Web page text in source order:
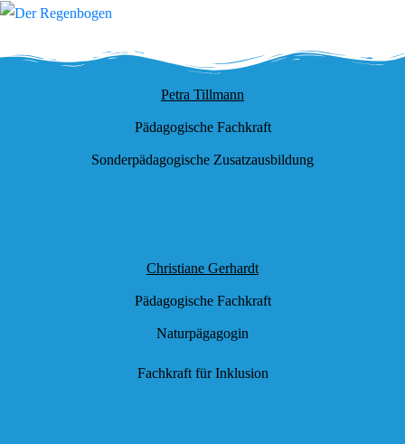
Petra Tillmann
Pädagogische Fachkraft
Sonderpädagogische Zusatzausbildung
Christiane Gerhardt
Pädagogische Fachkraft
Naturpägagogin
Fachkraft für Inklusion